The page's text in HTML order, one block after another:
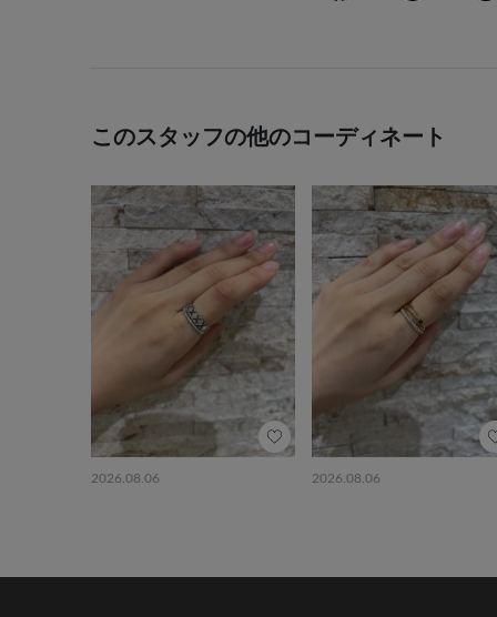
このスタッフの他のコーディネート
2026.08.06 2026.08.06